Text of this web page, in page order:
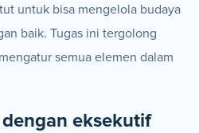
untuk bisa mengelola budaya
baik. Tugas ini tergolong
semua elemen dalam
eksekutif